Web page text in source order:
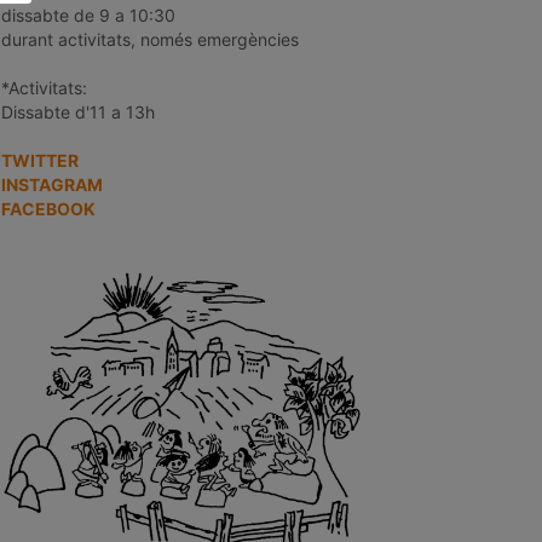
dissabte de 9 a 10:30
durant activitats, només emergències
*Activitats:
Dissabte d'11 a 13h
TWITTER
INSTAGRAM
FACEBOOK